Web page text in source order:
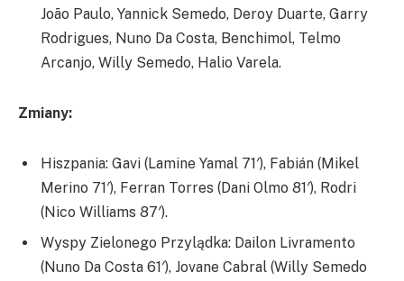
João Paulo, Yannick Semedo, Deroy Duarte, Garry
Rodrigues, Nuno Da Costa, Benchimol, Telmo
Arcanjo, Willy Semedo, Halio Varela.
Zmiany:
Hiszpania: Gavi (Lamine Yamal 71′), Fabián (Mikel
Merino 71′), Ferran Torres (Dani Olmo 81′), Rodri
(Nico Williams 87′).
Wyspy Zielonego Przylądka: Dailon Livramento
(Nuno Da Costa 61′), Jovane Cabral (Willy Semedo